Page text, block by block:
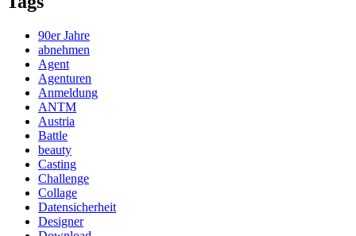
90er Jahre
abnehmen
Agent
Agenturen
Anmeldung
ANTM
Austria
Battle
beauty
Casting
Challenge
Collage
Datensicherheit
Designer